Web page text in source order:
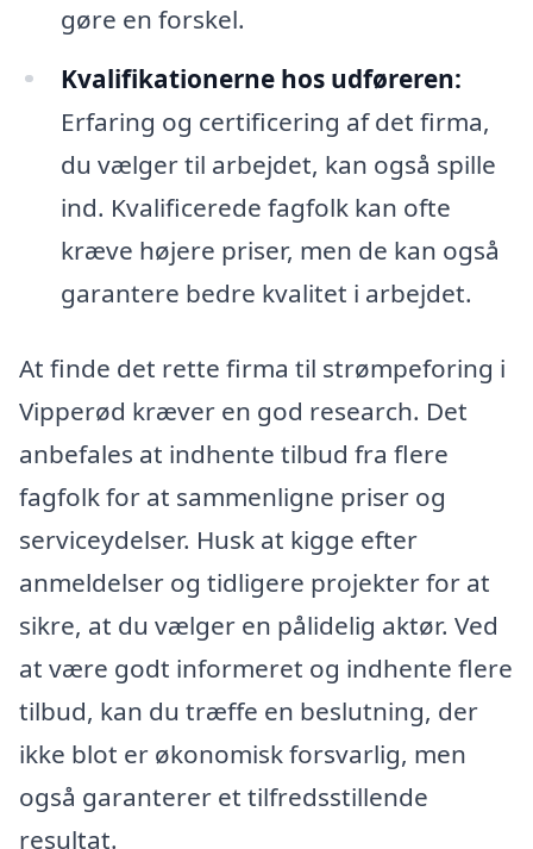
gøre en forskel.
Kvalifikationerne hos udføreren:
Erfaring og certificering af det firma,
du vælger til arbejdet, kan også spille
ind. Kvalificerede fagfolk kan ofte
kræve højere priser, men de kan også
garantere bedre kvalitet i arbejdet.
At finde det rette firma til strømpeforing i
Vipperød kræver en god research. Det
anbefales at indhente tilbud fra flere
fagfolk for at sammenligne priser og
serviceydelser. Husk at kigge efter
anmeldelser og tidligere projekter for at
sikre, at du vælger en pålidelig aktør. Ved
at være godt informeret og indhente flere
tilbud, kan du træffe en beslutning, der
ikke blot er økonomisk forsvarlig, men
også garanterer et tilfredsstillende
resultat.